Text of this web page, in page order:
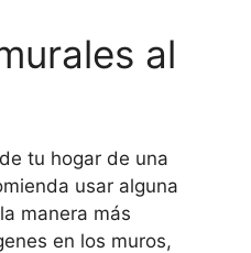
al
tu hogar de una
usar alguna
manera más
en los muros,